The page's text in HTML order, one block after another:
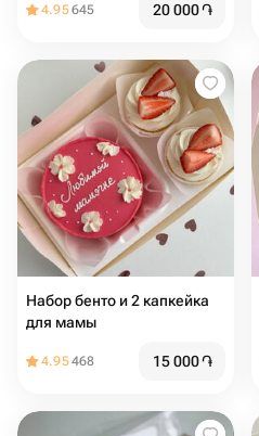
сливочным кремом (2 шт)
4.95645 20 000֏
Набор бенто и 2 капкейка
для мамы
4.95468 15 000֏